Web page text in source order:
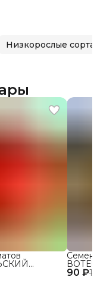
Низкорослые сорта
для 90 ₽